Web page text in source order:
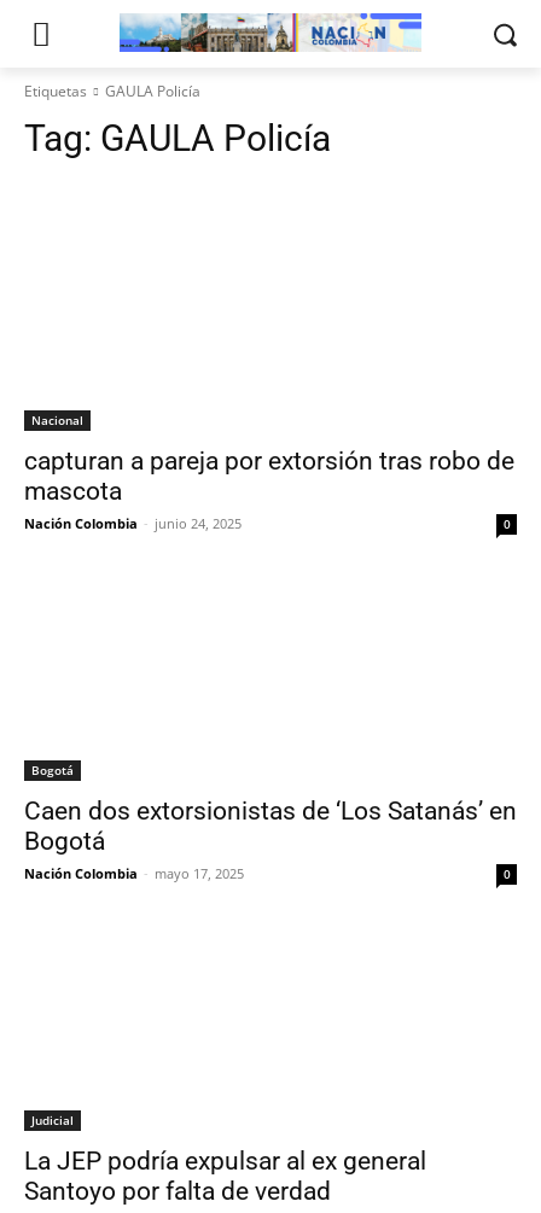
Etiquetas GAULA Policía
Tag: GAULA Policía
Nacional
capturan a pareja por extorsión tras robo de
mascota
Nación Colombia - junio 24, 2025 0
Bogotá
Caen dos extorsionistas de ‘Los Satanás’ en
Bogotá
Nación Colombia - mayo 17, 2025 0
Judicial
La JEP podría expulsar al ex general
Santoyo por falta de verdad